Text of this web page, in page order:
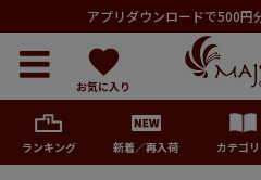
アプリダウンロードで500円
お気に入り
ランキング 新着／再入荷 カテゴ